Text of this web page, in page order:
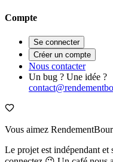
Compte
Se connecter
Créer un compte
Nous contacter
Un bug ? Une idée ?
Vous aimez
Le projet est indépendant